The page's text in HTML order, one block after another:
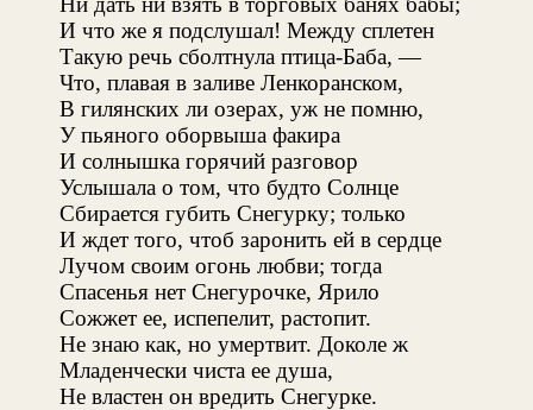
И что же я подслушал! Между сплетен
Такую речь сболтнула птица-Баба, —
Что, плавая в заливе Ленкоранском,
В гилянских ли озерах, уж не помню,
У пьяного оборвыша факира
И солнышка горячий разговор
Услышала о том, что будто Солнце
Сбирается губить Снегурку; только
И ждет того, чтоб заронить ей в сердце
Лучом своим огонь любви; тогда
Спасенья нет Снегурочке, Ярило
Сожжет ее, испепелит, растопит.
Не знаю как, но умертвит. Доколе ж
Младенчески чиста ее душа,
Не властен он вредить Снегурке.